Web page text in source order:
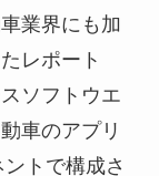
業界にも加
レポート
ソフトウエ
車のアプリ
トで構成さ